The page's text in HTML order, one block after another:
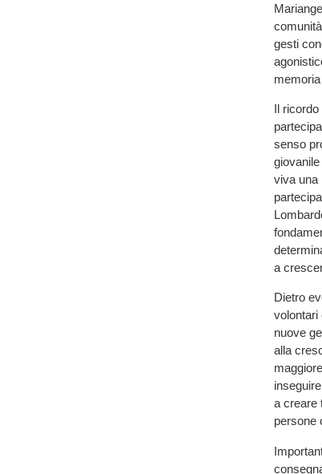
gesti
Il
senso
viva una
a
Dietro
volontari
nuove
alla
a creare
persone